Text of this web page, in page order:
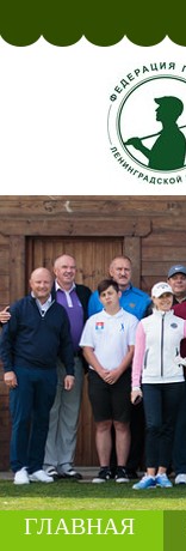
ГЛАВНАЯ